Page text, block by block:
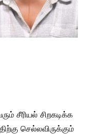
சீரியல் சிறகடிக்க
செல்லவிருக்கும்